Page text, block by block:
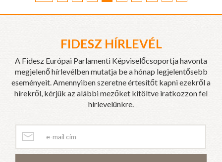
FIDESZ HÍRLEVÉL
A Fidesz Európai Parlamenti Képviselőcsoportja havonta
megjelenő hírlevélben mutatja be a hónap legjelentősebb
eseményeit. Amennyiben szeretne értesítőt kapni ezekről a
hírekről, kérjük az alábbi mezőket kitöltve iratkozzon fel
hírlevelünkre.